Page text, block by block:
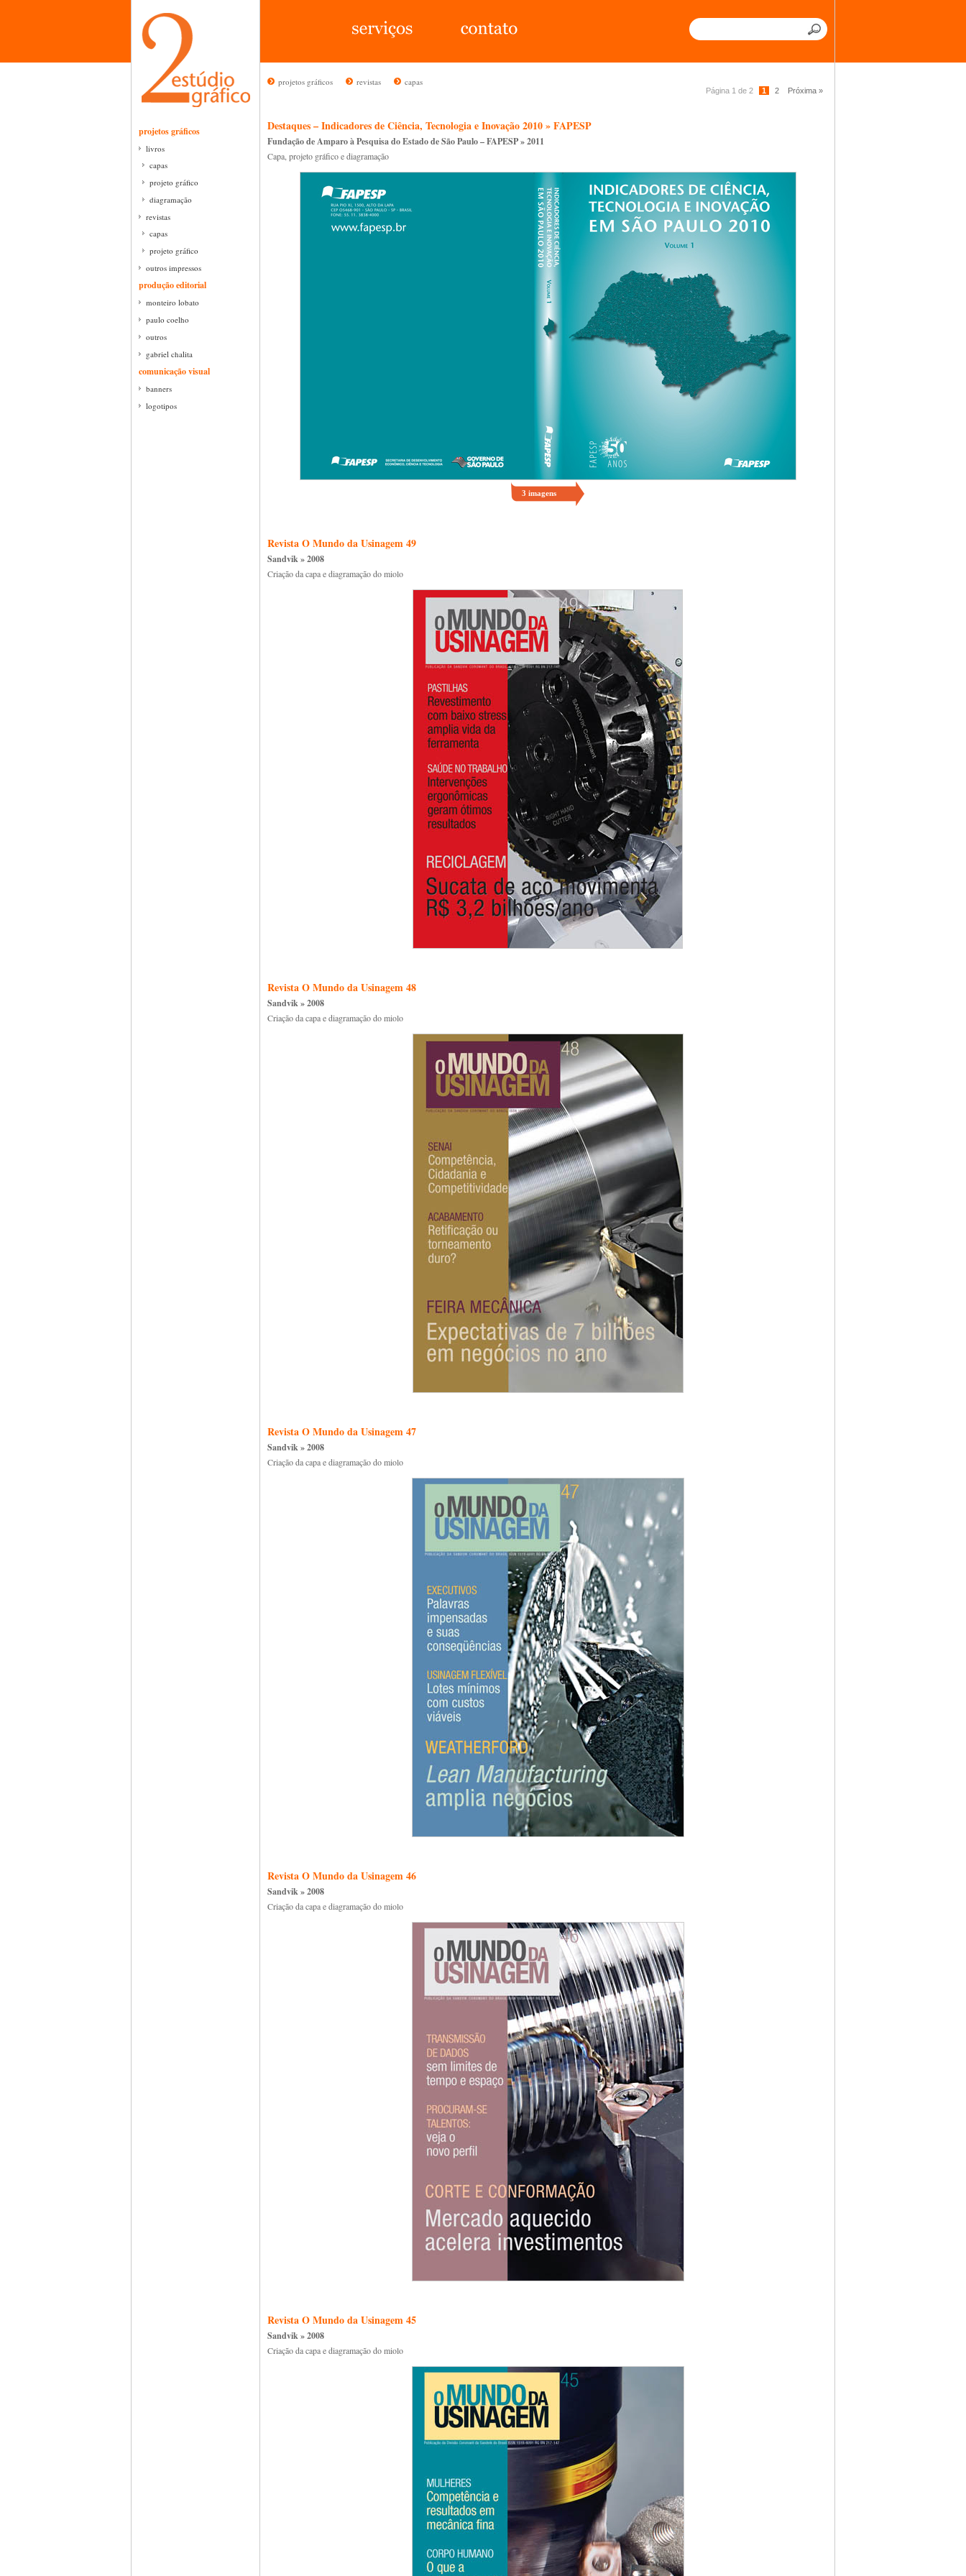
projetos gráficos
livros
capas
projeto gráfico
diagramação
revistas
capas
projeto gráfico
outros impressos
produção editorial
monteiro lobato
paulo coelho
outros
gabriel chalita
comunicação visual
banners
logotipos
projetos gráficos revistas capas
Página 1 de 2 1 2 Próxima »
Destaques – Indicadores de Ciência, Tecnologia e Inovação 2010 » FAPESP
Fundação de Amparo à Pesquisa do Estado de São Paulo – FAPESP » 2011
Capa, projeto gráfico e diagramação
3 imagens
Revista O Mundo da Usinagem 49
Sandvik » 2008
Criação da capa e diagramação do miolo
Revista O Mundo da Usinagem 48
Sandvik » 2008
Criação da capa e diagramação do miolo
Revista O Mundo da Usinagem 47
Sandvik » 2008
Criação da capa e diagramação do miolo
Revista O Mundo da Usinagem 46
Sandvik » 2008
Criação da capa e diagramação do miolo
Revista O Mundo da Usinagem 45
Sandvik » 2008
Criação da capa e diagramação do miolo